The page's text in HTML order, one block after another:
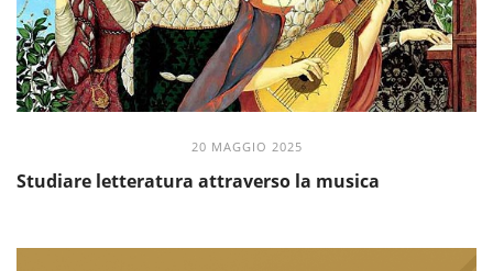
20 MAGGIO 2025
Studiare letteratura attraverso la musica